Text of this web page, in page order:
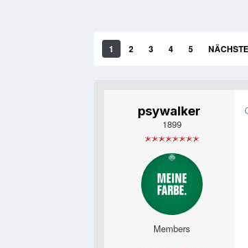
1 2 3 4 5 NÄCHSTE
psywalker
1899
Members